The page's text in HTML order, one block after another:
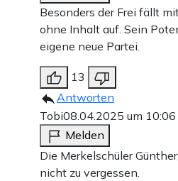
Besonders der Frei fällt
ohne Inhalt auf. Sein
eigene neue Partei.
13
Antworten
Tobi08.04.2025 um
Melden
Die Merkelschüler
nicht zu vergessen.